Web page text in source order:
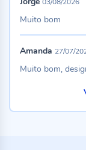
Muito bom
Amanda 27/07/
Muito bom,